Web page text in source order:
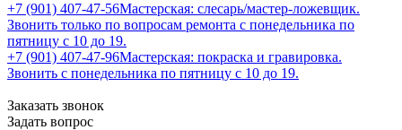
+7 (901) 407-47-56Мастерская: слесарь/мастер-ложевщик.
Звонить только по вопросам ремонта с понедельника по
пятницу с 10 до 19.
+7 (901) 407-47-96Мастерская: покраска и гравировка.
Звонить с понедельника по пятницу с 10 до 19.
Заказать звонок
Задать вопрос